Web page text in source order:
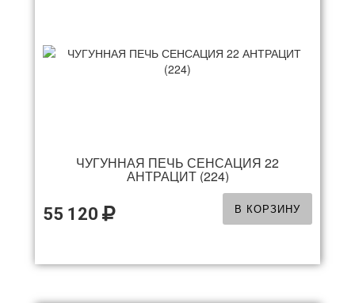
ЧУГУННАЯ ПЕЧЬ СЕНСАЦИЯ 22
АНТРАЦИТ (224)
55 120 В КОРЗИНУ